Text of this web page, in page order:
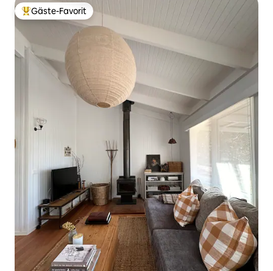
Beliebter Gäste-Favorit.
Gäste-Favorit